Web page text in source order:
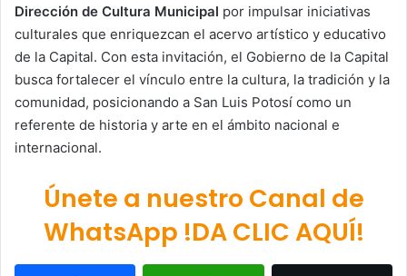
Dirección de Cultura Municipal por impulsar iniciativas
culturales que enriquezcan el acervo artístico y educativo
de la Capital. Con esta invitación, el Gobierno de la Capital
busca fortalecer el vínculo entre la cultura, la tradición y la
comunidad, posicionando a San Luis Potosí como un
referente de historia y arte en el ámbito nacional e
internacional.
Únete a nuestro Canal de
WhatsApp !DA CLIC AQUÍ!